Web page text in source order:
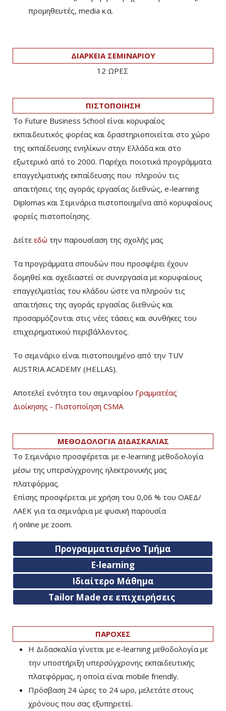
προμηθευτές, media κ.α.
ΔΙΑΡΚΕΙΑ ΣΕΜΙΝΑΡΙΟΥ
12 ΩΡΕΣ
ΠΙΣΤΟΠΟΙΗΣΗ
Το Future Business School είναι κορυφαίος
εκπαιδευτικός φορέας και δραστηριοποιείται στο χώρο
της εκπαίδευσης ενηλίκων στην Ελλάδα και στο
εξωτερικό από το 2000. Παρέχει ποιοτικά προγράμματα
επαγγελματικής εκπαίδευσης που πληρούν τις
απαιτήσεις της αγοράς εργασίας διεθνώς, e-learning
Diplomas και Σεμινάρια πιστοποιημένα από κορυφαίους
φορείς πιστοποίησης.
Δείτε εδώ την παρουσίαση της σχολής μας
Τα προγράμματα σπουδών που προσφέρει έχουν
δομηθεί και σχεδιαστεί σε συνεργασία με κορυφαίους
επαγγελματίας του κλάδου ώστε να πληρούν τις
απαιτήσεις της αγοράς εργασίας διεθνώς και
προσαρμόζονται στις νέες τάσεις και συνθήκες του
επιχειρηματικού περιβάλλοντος.
Το σεμινάριο είναι πιστοποιημένο από την TUV
AUSTRIA ACADEMY (HELLAS).
Αποτελεί ενότητα του σεμιναρίου Γραμματέας
Διοίκησης - Πιστοποίηση CSMA
ΜΕΘΟΔΟΛΟΓΙΑ ΔΙΔΑΣΚΑΛΙΑΣ
Το Σεμινάριο προσφέρεται με e-learning μεθοδολογία
μέσω της υπερσύγχρονης ηλεκτρονικής μας
πλατφόρμας.
Επίσης προσφέρεται με χρήση του 0,06 % του ΟΑΕΔ/
ΛΑΕΚ για τα σεμινάρια με φυσική παρουσία
ή online με zoom.
Προγραμματισμένο Τμήμα
E-learning
Ιδιαίτερο Μάθημα
Tailor Made σε επιχειρήσεις
ΠΑΡΟΧΕΣ
Η Διδασκαλία γίνεται με e-learning μεθοδολογία με
την υποστήριξη υπερσύγχρονης εκπαιδευτικής
πλατφόρμας, η οποία είναι mobile friendly.
Πρόσβαση 24 ώρες το 24 ωρο, μελετάτε στους
χρόνους που σας εξυπηρετεί.